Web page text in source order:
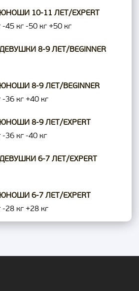
10-11 ЛЕТ/EXPERT
-45 кг -50 кг +50 кг
8-9 ЛЕТ/BEGINNER
8-9 ЛЕТ/BEGINNER
-36 кг +40 кг
8-9 ЛЕТ/EXPERT
-36 кг -40 кг
6-7 ЛЕТ/EXPERT
6-7 ЛЕТ/EXPERT
-28 кг +28 кг